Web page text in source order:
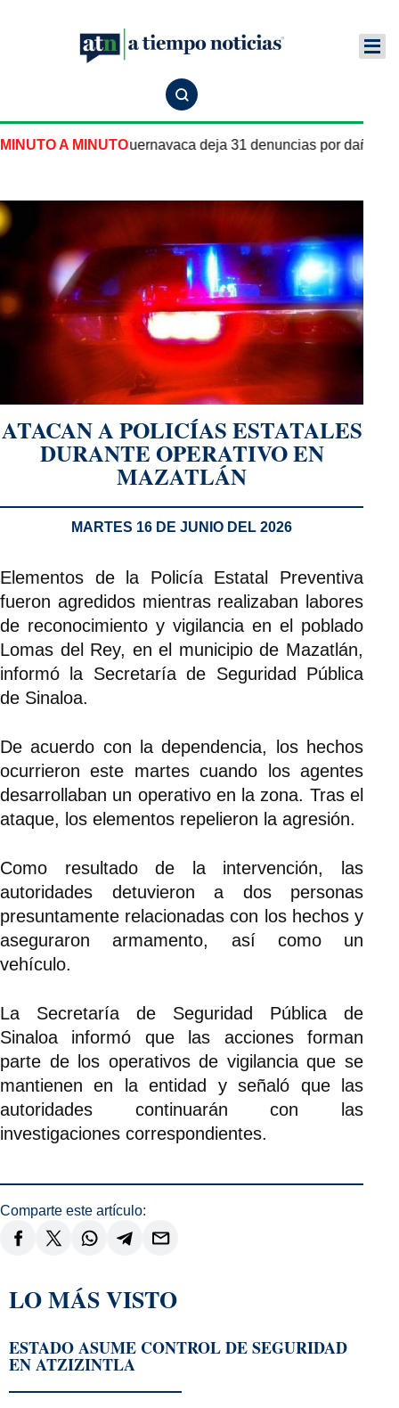
MINUTO A MINUTO
de gas en Cuernavaca deja 31 denuncias por daños y
ATACAN A POLICÍAS ESTATALES
DURANTE OPERATIVO EN
MAZATLÁN
MARTES 16 DE JUNIO DEL 2026
Elementos de la Policía Estatal Preventiva
fueron agredidos mientras realizaban labores
de reconocimiento y vigilancia en el poblado
Lomas del Rey, en el municipio de Mazatlán,
informó la Secretaría de Seguridad Pública
de Sinaloa.
De acuerdo con la dependencia, los hechos
ocurrieron este martes cuando los agentes
desarrollaban un operativo en la zona. Tras el
ataque, los elementos repelieron la agresión.
Como resultado de la intervención, las
autoridades detuvieron a dos personas
presuntamente relacionadas con los hechos y
aseguraron armamento, así como un
vehículo.
La Secretaría de Seguridad Pública de
Sinaloa informó que las acciones forman
parte de los operativos de vigilancia que se
mantienen en la entidad y señaló que las
autoridades continuarán con las
investigaciones correspondientes.
Comparte este artículo:
LO MÁS VISTO
ESTADO ASUME CONTROL DE SEGURIDAD
EN ATZIZINTLA